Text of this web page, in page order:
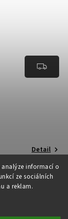
informací o
ze sociálních
a reklam.